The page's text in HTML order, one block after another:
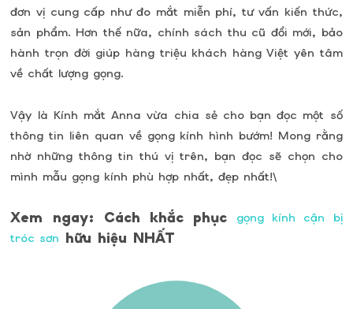
đơn vị cung cấp như đo mắt miễn phí, tư vấn kiến thức,
sản phẩm. Hơn thế nữa, chính sách thu cũ đổi mới, bảo
hành trọn đời giúp hàng triệu khách hàng Việt yên tâm
về chất lượng gọng.
Vậy là Kính mắt Anna vừa chia sẻ cho bạn đọc một số
thông tin liên quan về gọng kính hình bướm! Mong rằng
nhờ những thông tin thú vị trên, bạn đọc sẽ chọn cho
mình mẫu gọng kính phù hợp nhất, đẹp nhất!\
Xem ngay: Cách khắc phục
gọng kính cận bị
tróc sơn hữu hiệu NHẤT